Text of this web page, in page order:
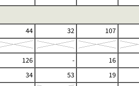
44 32
107
126 -
16
34 53
19